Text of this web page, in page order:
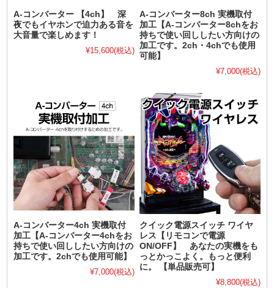
A-コンバーター 【4ch】 深
夜でもイヤホンで迫力ある音を
大音量で楽しめます！
¥15,600(税込)
A-コンバーター8ch 実機取付
加工【A-コンバーター8chをお
持ちで使い回ししたい方向けの
加工です。2ch・4chでも使用
可能】
¥7,000(税込)
A-コンバーター4ch 実機取付
加工【A-コンバーター4chをお
持ちで使い回ししたい方向けの
加工です。2chでも使用可能】
¥7,000(税込)
クイック電源スイッチ ワイヤ
レス【リモコンで電源
ON/OFF】 あなたの実機をも
っとかっこよく。もっと便利
に。 【単品販売可】
¥8,800(税込)